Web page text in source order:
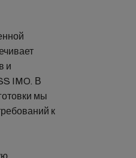
и
IMO. В
мы
к